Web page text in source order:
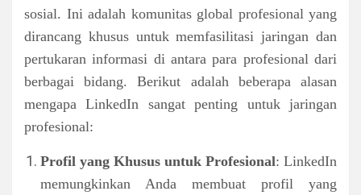
sosial. Ini adalah komunitas global profesional yang
dirancang khusus untuk memfasilitasi jaringan dan
pertukaran informasi di antara para profesional dari
berbagai bidang. Berikut adalah beberapa alasan
mengapa LinkedIn sangat penting untuk jaringan
profesional:
Profil yang Khusus untuk Profesional: LinkedIn
memungkinkan Anda membuat profil yang